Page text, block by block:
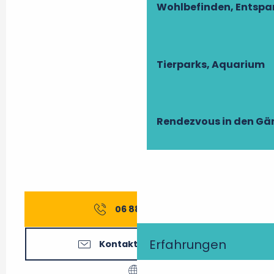
Wohlbefinden,
Tierparks, Aquarium
Rendezvous in den
Erfahrungen
06 88 14 37
Kontaktieren Sie uns